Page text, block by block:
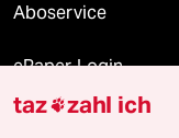
Aboservice
ePaper Login
Downloads für
taz zahl ich